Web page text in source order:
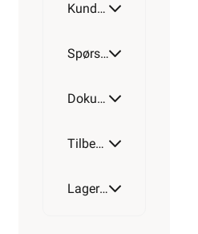
Kundeomtale
Spørsmål og svar
Dokumentasjon
Tilbehør
Lagerstatus